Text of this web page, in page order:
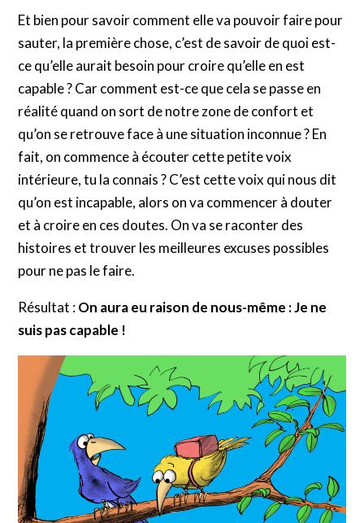
Et bien pour savoir comment elle va pouvoir faire pour
sauter, la première chose, c’est de savoir de quoi est-
ce qu’elle aurait besoin pour croire qu’elle en est
capable ? Car comment est-ce que cela se passe en
réalité quand on sort de notre zone de confort et
qu’on se retrouve face à une situation inconnue ? En
fait, on commence à écouter cette petite voix
intérieure, tu la connais ? C’est cette voix qui nous dit
qu’on est incapable, alors on va commencer à douter
et à croire en ces doutes. On va se raconter des
histoires et trouver les meilleures excuses possibles
pour ne pas le faire.
Résultat :On aura eu raison de nous-même : Je ne
suis pas capable !